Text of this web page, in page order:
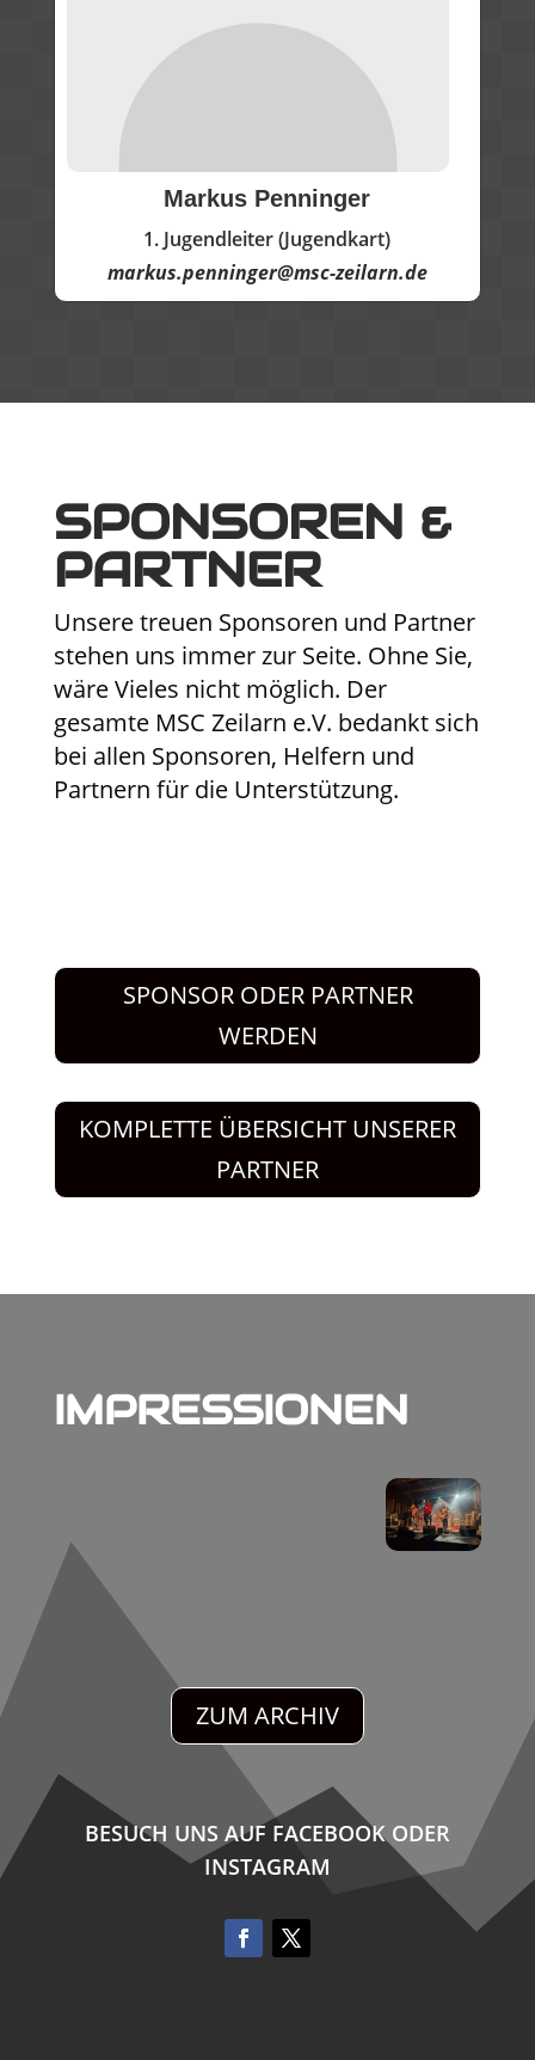
Markus Penninger
1. Jugendleiter (Jugendkart)
markus.penninger@msc-zeilarn.de
SPONSOREN &
PARTNER
Unsere treuen Sponsoren und Partner
stehen uns immer zur Seite. Ohne Sie,
wäre Vieles nicht möglich. Der
gesamte MSC Zeilarn e.V. bedankt sich
bei allen Sponsoren, Helfern und
Partnern für die Unterstützung.
SPONSOR ODER PARTNER
WERDEN
KOMPLETTE ÜBERSICHT UNSERER
PARTNER
IMPRESSIONEN
ZUM ARCHIV
BESUCH UNS AUF FACEBOOK ODER
INSTAGRAM